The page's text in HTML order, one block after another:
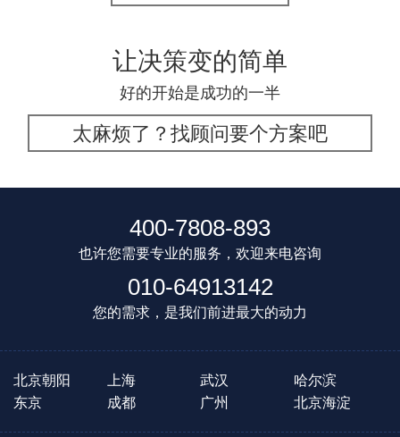
让决策变的简单
好的开始是成功的一半
太麻烦了？找顾问要个方案吧
400-7808-893
也许您需要专业的服务，欢迎来电咨询
010-64913142
您的需求，是我们前进最大的动力
北京朝阳 上海 武汉
哈尔滨
东京
成都 广州 北京海淀